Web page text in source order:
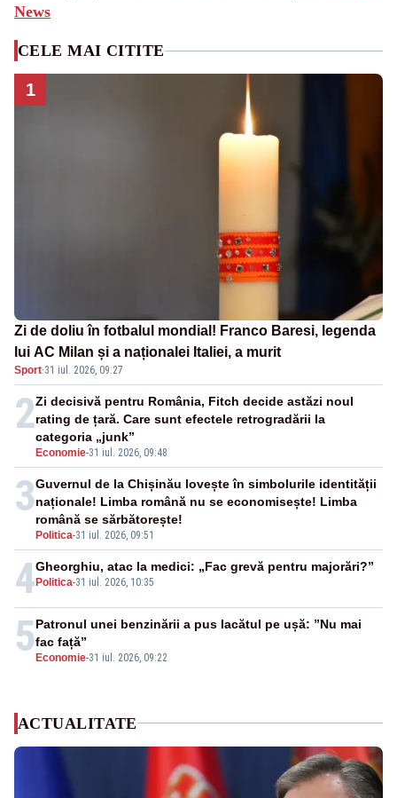
News
CELE MAI CITITE
1
Zi de doliu în fotbalul mondial! Franco Baresi, legenda
lui AC Milan și a naționalei Italiei, a murit
Sport·31 iul. 2026, 09:27
2
Economie-31 iul. 2026, 09:48
Zi decisivă pentru România, Fitch decide astăzi noul
rating de țară. Care sunt efectele retrogradării la
categoria „junk”
3
Politica-31 iul. 2026, 09:51
Guvernul de la Chișinău lovește în simbolurile identității
naționale! Limba română nu se economisește! Limba
română se sărbătorește!
4Politica-31 iul. 2026, 10:35
Gheorghiu, atac la medici: „Fac grevă pentru majorări?”
5Economie-31 iul. 2026, 09:22
Patronul unei benzinării a pus lacătul pe ușă: ”Nu mai
fac față”
ACTUALITATE